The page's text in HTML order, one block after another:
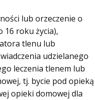
lub orzeczenie o
16 roku życia),
tlenu lub
udzielanego
leczenia tlenem lub
tj. bycie pod opieką
opieki domowej dla